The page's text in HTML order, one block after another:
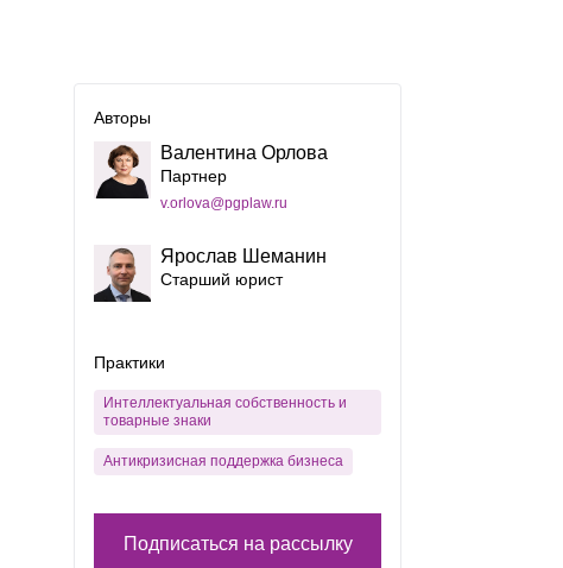
Português
Авторы
Валентина Орлова
Партнер
v.orlova@pgplaw.ru
Ярослав Шеманин
Старший юрист
Практики
Интеллектуальная собственность и
товарные знаки
Антикризисная поддержка бизнеса
Подписаться на рассылку